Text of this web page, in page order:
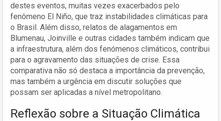
destes eventos, muitas vezes exacerbados pelo
fenômeno El Niño, que traz instabilidades climáticas para
o Brasil. Além disso, relatos de alagamentos em
Blumenau, Joinville e outras cidades também indicam que
a infraestrutura, além dos fenómenos climáticos, contribui
para o agravamento das situações de crise. Essa
comparativa não só destaca a importância da prevenção,
mas também a urgência em discutir soluções que
possam ser aplicadas a nível metropolitano.
Reflexão sobre a Situação Climática